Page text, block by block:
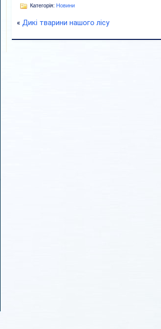
Категорія: Новини
« Дикі тварини нашого лісу